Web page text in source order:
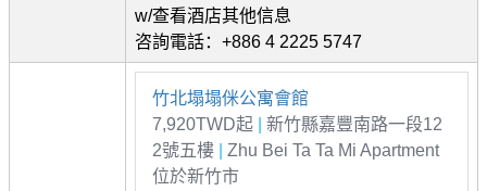
w/查看酒店其他信息
咨詢電話：+886 4 2225 5747
竹北塌塌侎公寓會館
7,920TWD起
新竹縣嘉豐南路一段12
2號五樓
Zhu Bei Ta Ta Mi Apartment
位於新竹市